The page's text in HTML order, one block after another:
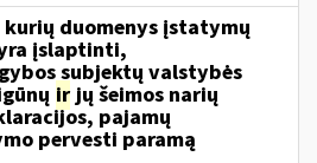
kurių duomenys įstatymų
įslaptinti,
subjektų valstybės
irjų šeimos narių
pajamų
pervesti paramą